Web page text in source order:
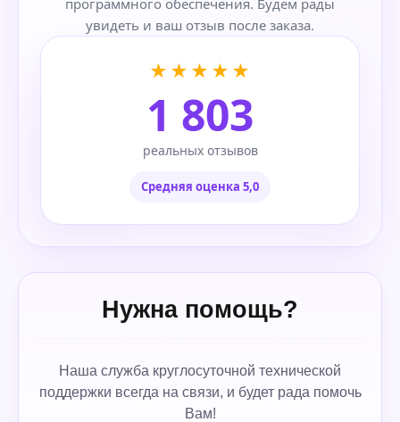
увидеть и ваш отзыв после заказа.
★★★★★
1 803
реальных отзывов
Средняя оценка 5,0
Нужна помощь?
Наша служба круглосуточной технической
поддержки всегда на связи, и будет рада помочь
Вам!